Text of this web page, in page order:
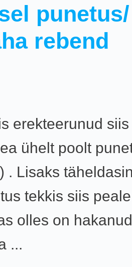
punetus/
rebend
erekteerunud siis
ühelt poolt
. Lisaks
tekkis siis
olles on
...